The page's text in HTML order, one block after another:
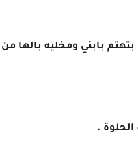
بابني ومخليه بالها من
.